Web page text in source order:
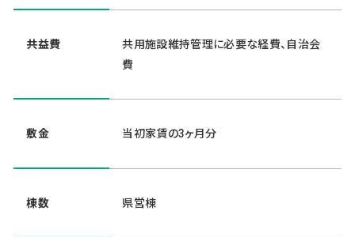
共益費
共用施設維持管理に必要な経費、自治会
費
敷金 当初家賃の3ヶ月分
棟数 県営棟